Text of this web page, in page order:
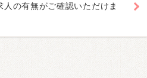
人の有無がご確認いただけま